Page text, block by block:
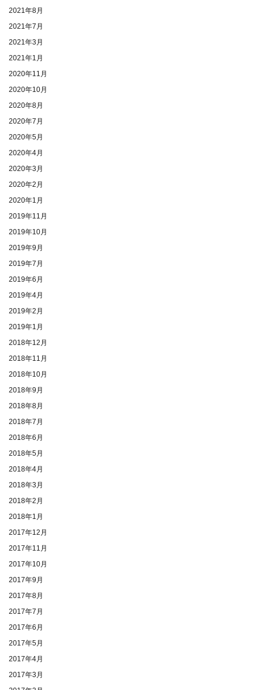
2021年8月
2021年7月
2021年3月
2021年1月
2020年11月
2020年10月
2020年8月
2020年7月
2020年5月
2020年4月
2020年3月
2020年2月
2020年1月
2019年11月
2019年10月
2019年9月
2019年7月
2019年6月
2019年4月
2019年2月
2019年1月
2018年12月
2018年11月
2018年10月
2018年9月
2018年8月
2018年7月
2018年6月
2018年5月
2018年4月
2018年3月
2018年2月
2018年1月
2017年12月
2017年11月
2017年10月
2017年9月
2017年8月
2017年7月
2017年6月
2017年5月
2017年4月
2017年3月